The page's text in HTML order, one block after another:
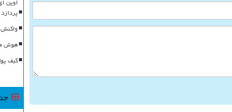
پردازد
هوش
کیف